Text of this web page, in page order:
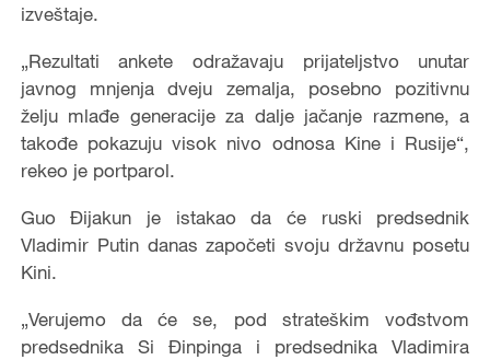
izveštaje.
„Rezultati ankete odražavaju prijateljstvo unutar
javnog mnjenja dveju zemalja, posebno pozitivnu
želju mlađe generacije za dalje jačanje razmene, a
takođe pokazuju visok nivo odnosa Kine i Rusije“,
rekeo je portparol.
Guo Đijakun je istakao da će ruski predsednik
Vladimir Putin danas započeti svoju državnu posetu
Kini.
„Verujemo da će se, pod strateškim vođstvom
predsednika Si Đinpinga i predsednika Vladimira